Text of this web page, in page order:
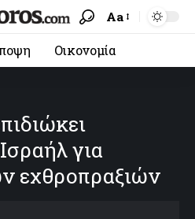
Aa
Οικονομία
για
εχθροπραξιών